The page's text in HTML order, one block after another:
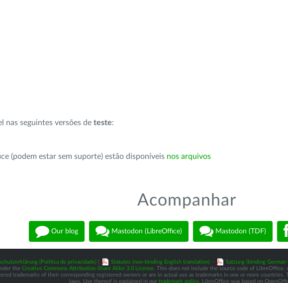
nas seguintes versões de teste:
(podem estar sem suporte) estão disponíveis nos arquivos
Acompanhar
Our blog Mastodon (LibreOffice) Mastodon (TDF)
(Política de privacidade)| Statutes (non-binding English translation) - Satzung (binding German
the Creative Commons Attribution-Share Alike 3.0 License. This does not include the source code of LibreOffice,
trademarks of their corresponding registered owners or are in actual use as trademarks in one or more
laws. Use thereof is explained in our trademark policy . LibreOffice was based on